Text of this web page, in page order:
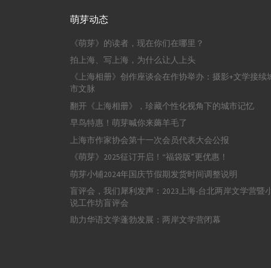
萌芽动态
《萌芽》的读者，现在你们在哪里？
拍上海、写上海，为什么让人上头
《上海相册》创作座谈会在作协举办：摄影+文学接续
市文脉
翻开《上海相册》，珍藏个性化视角下的城市记忆
早鸟特惠！萌芽喊你来薅羊毛了
上海市作家协会第十一次会员代表大会公报
《萌芽》2025征订开启！“福袋版”更优惠！
萌芽小铺2024年国庆节假期发货时间调整说明
盲评会，我们犀利发声：2023上海-台北两岸文学营暨
说工作坊盲评会
助力华语文学蓬勃发展：两岸文学营闭幕